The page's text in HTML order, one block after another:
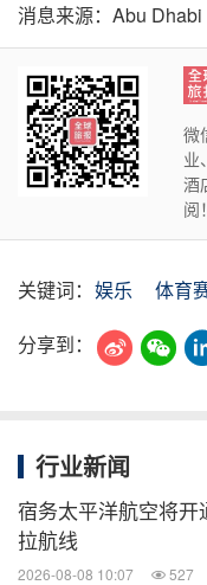
消息来源：Abu
微
业
酒
阅！
关键词： 娱乐 体育
分享到：
行业新闻
宿务太平洋航空将
拉航线
2026-08-08 10:07 527